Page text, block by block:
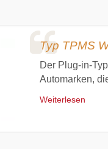
Typ TPMS
Der Plug-in-
Automarken,
Weiterlesen